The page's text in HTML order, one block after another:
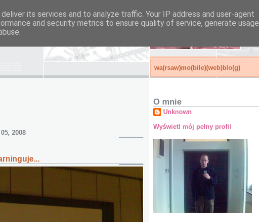
wa(rsaw)mo(bile)(web)blo(g)
2008
O mnie
Unknown
Wyświetl mój pełny profil
its services and to analyze traffic. Your IP address and user-agent
and security metrics to ensure quality of service, generate usage